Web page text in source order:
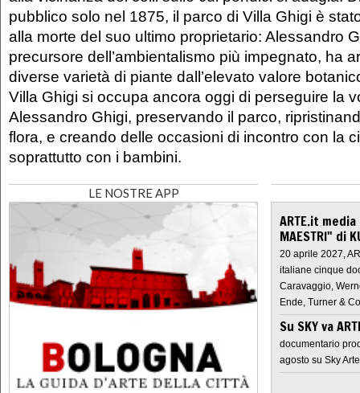
pubblico solo nel 1875, il parco di Villa Ghigi è
alla morte del suo ultimo proprietario: Alessandro
precursore dell’ambientalismo più impegnato, ha
diverse varietà di piante dall’elevato valore
Villa Ghigi si occupa ancora oggi di perseguire la
Alessandro Ghigi, preservando il parco,
flora, e creando delle occasioni di incontro con la
soprattutto con i bambini.
LE NOSTRE APP
ARTE.it
MAESTRI" di
20 aprile 2027,
italiane cinque
Caravaggio,
Ende, Turner &
Su SKY va
documentario
agosto su Sky Arte